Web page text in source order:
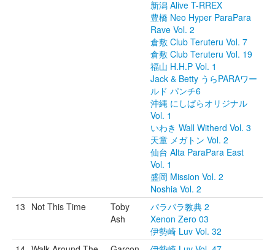
新潟 Alive T-RREX
豊橋 Neo Hyper ParaPara
Rave Vol. 2
倉敷 Club Teruteru Vol. 7
倉敷 Club Teruteru Vol. 19
福山 H.H.P Vol. 1
Jack & Betty うらPARAワー
ルド パンチ6
沖縄 にしぱらオリジナル
Vol. 1
いわき Wall Witherd Vol. 3
天童 メガトン Vol. 2
仙台 Alta ParaPara East
Vol. 1
盛岡 Mission Vol. 2
Noshia Vol. 2
13 Not This Time
Toby
Ash
パラパラ教典 2
Xenon Zero 03
伊勢崎 Luv Vol. 32